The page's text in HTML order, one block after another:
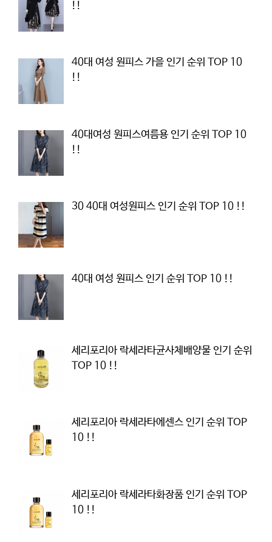
!!
40대 여성 원피스 가을 인기 순위 TOP 10
!!
40대여성 원피스여름용 인기 순위 TOP 10
!!
30 40대 여성원피스 인기 순위 TOP 10 !!
40대 여성 원피스 인기 순위 TOP 10 !!
세리포리아 락세라타균사체배양물 인기 순위
TOP 10 !!
세리포리아 락세라타에센스 인기 순위 TOP
10 !!
세리포리아 락세라타화장품 인기 순위 TOP
10 !!